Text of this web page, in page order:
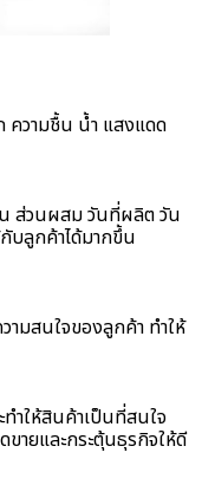
ความชื้น น้ำ แสงแดด
ส่วนผสม วันที่ผลิต วัน
บลูกค้าได้มากขึ้น
ามสนใจของลูกค้า ทำให้
ำให้สินค้าเป็นที่สนใจ
ายและกระตุ้นธุรกิจให้ดี